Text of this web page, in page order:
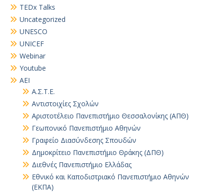
TEDx Talks
Uncategorized
UNESCO
UNICEF
Webinar
Youtube
ΑΕΙ
Α.Σ.Τ.Ε.
Αντιστοιχίες Σχολών
Αριστοτέλειο Πανεπιστήμιο Θεσσαλονίκης (ΑΠΘ)
Γεωπονικό Πανεπιστήμιο Αθηνών
Γραφείο Διασύνδεσης Σπουδών
Δημοκρίτειο Πανεπιστήμιο Θράκης (ΔΠΘ)
Διεθνές Πανεπιστήμιο Ελλάδας
Εθνικό και Καποδιστριακό Πανεπιστήμιο Αθηνών
(ΕΚΠΑ)